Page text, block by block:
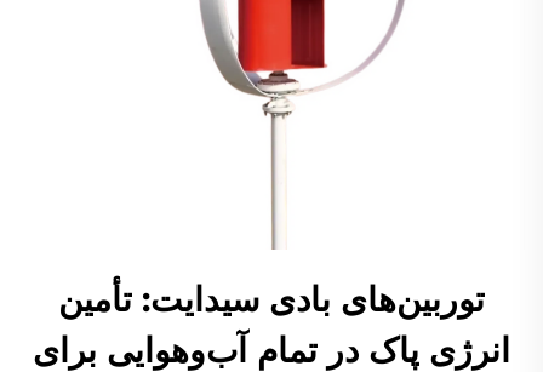
توربین‌های بادی سیدایت: تأمین
انرژی پاک در تمام آب‌وهوایی برای